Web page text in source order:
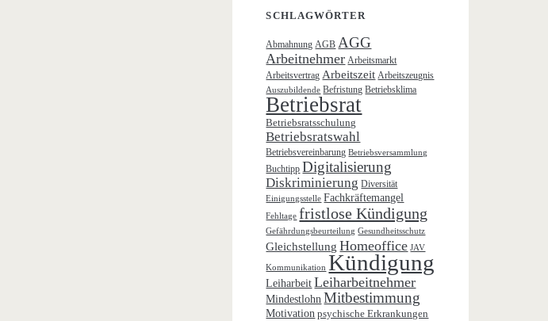
SCHLAGWÖRTER
Abmahnung AGB AGG
Arbeitnehmer Arbeitsmarkt
Arbeitsvertrag Arbeitszeit Arbeitszeugnis
Auszubildende Befristung Betriebsklima
Betriebsrat
Betriebsratsschulung
Betriebsratswahl
Betriebsvereinbarung Betriebsversammlung
Buchtipp Digitalisierung
Diskriminierung Diversität
Einigungsstelle Fachkräftemangel
Fehltage fristlose Kündigung
Gefährdungsbeurteilung Gesundheitsschutz
Gleichstellung Homeoffice JAV
Kommunikation Kündigung
Leiharbeit Leiharbeitnehmer
Mindestlohn Mitbestimmung
Motivation psychische Erkrankungen